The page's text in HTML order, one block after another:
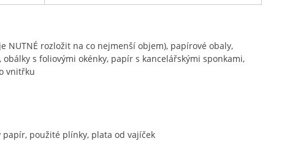
NUTNÉ rozložit na co nejmenší objem), papírové obaly,
s foliovými okénky, papír s kancelářskými sponkami,
vnitřku
použité plínky, plata od vajíček